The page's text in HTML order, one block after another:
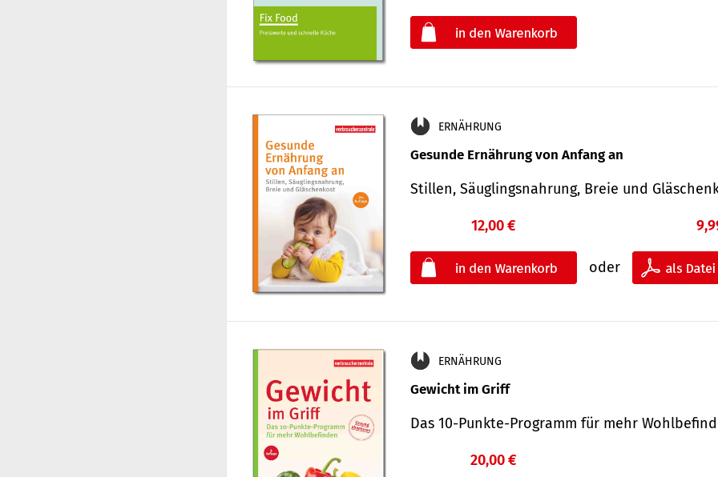
ERNÄHRUNG
Gesunde Ernährung von Anfang an
Stillen, Säuglingsnahrung, Breie und
12,00 €
oder
ERNÄHRUNG
Gewicht im Griff
Das 10-Punkte-Programm für mehr
20,00 €